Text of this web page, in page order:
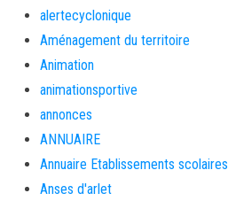
alertecyclonique
Aménagement du territoire
Animation
animationsportive
annonces
ANNUAIRE
Annuaire Etablissements scolaires
Anses d'arlet